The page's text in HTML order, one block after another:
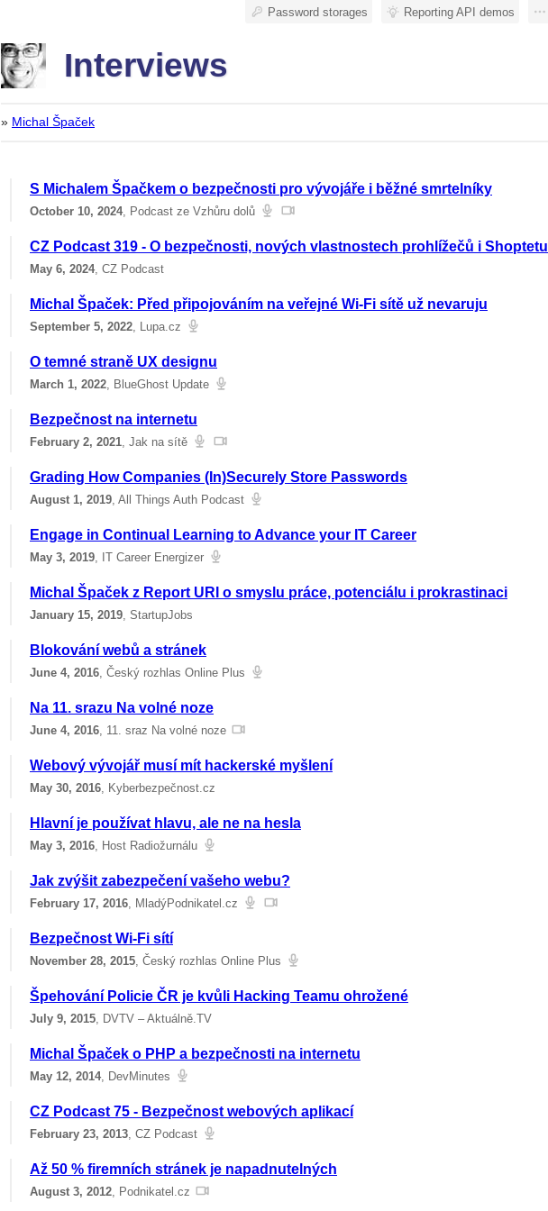
Interviews
» Michal Špaček
S Michalem Špačkem o bezpečnosti pro vývojáře i běžné smrtelníky
October 10, 2024, Podcast ze Vzhůru dolů
CZ Podcast 319 - O bezpečnosti, nových vlastnostech prohlížečů i Shoptetu
May 6, 2024, CZ Podcast
Michal Špaček: Před připojováním na veřejné Wi-Fi sítě už nevaruju
September 5, 2022, Lupa.cz
O temné straně UX designu
March 1, 2022, BlueGhost Update
Bezpečnost na internetu
February 2, 2021, Jak na sítě
Grading How Companies (In)Securely Store Passwords
August 1, 2019, All Things Auth Podcast
Engage in Continual Learning to Advance your IT Career
May 3, 2019, IT Career Energizer
Michal Špaček z Report URI o smyslu práce, potenciálu i prokrastinaci
January 15, 2019, StartupJobs
Blokování webů a stránek
June 4, 2016, Český rozhlas Online Plus
Na 11. srazu Na volné noze
June 4, 2016, 11. sraz Na volné noze
Webový vývojář musí mít hackerské myšlení
May 30, 2016, Kyberbezpečnost.cz
Hlavní je používat hlavu, ale ne na hesla
May 3, 2016, Host Radiožurnálu
Jak zvýšit zabezpečení vašeho webu?
February 17, 2016, MladýPodnikatel.cz
Bezpečnost Wi-Fi sítí
November 28, 2015, Český rozhlas Online Plus
Špehování Policie ČR je kvůli Hacking Teamu ohrožené
July 9, 2015, DVTV – Aktuálně.TV
Michal Špaček o PHP a bezpečnosti na internetu
May 12, 2014, DevMinutes
CZ Podcast 75 - Bezpečnost webových aplikací
February 23, 2013, CZ Podcast
Až 50 % firemních stránek je napadnutelných
August 3, 2012, Podnikatel.cz
Reporting API demos
Password storages